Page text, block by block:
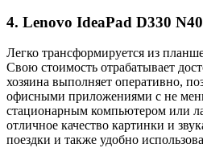
4. Lenovo IdeaPad D330
Легко трансформируется из
Свою стоимость отрабатывает
хозяина выполняет оперативно,
офисными приложениями с не
стационарным компьютером или
отличное качество картинки и
поездки и также удобно